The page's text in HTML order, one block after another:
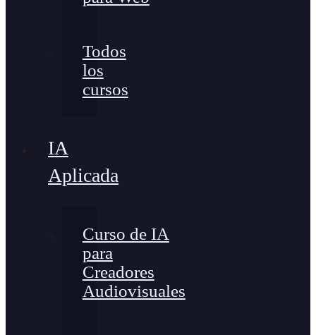
Todos
los
cursos
IA
Aplicada
Curso de IA
para
Creadores
Audiovisuales